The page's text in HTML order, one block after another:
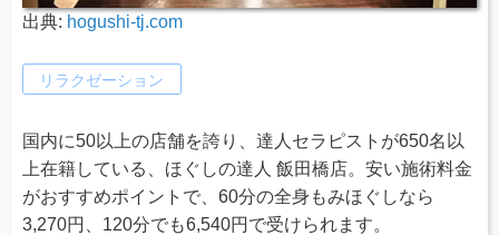
出典: hogushi-tj.com
リラクゼーション
国内に50以上の店舗を誇り、達人セラピストが650名以
上在籍している、ほぐしの達人 飯田橋店。安い施術料金
がおすすめポイントで、60分の全身もみほぐしなら
3,270円、120分でも6,540円で受けられます。